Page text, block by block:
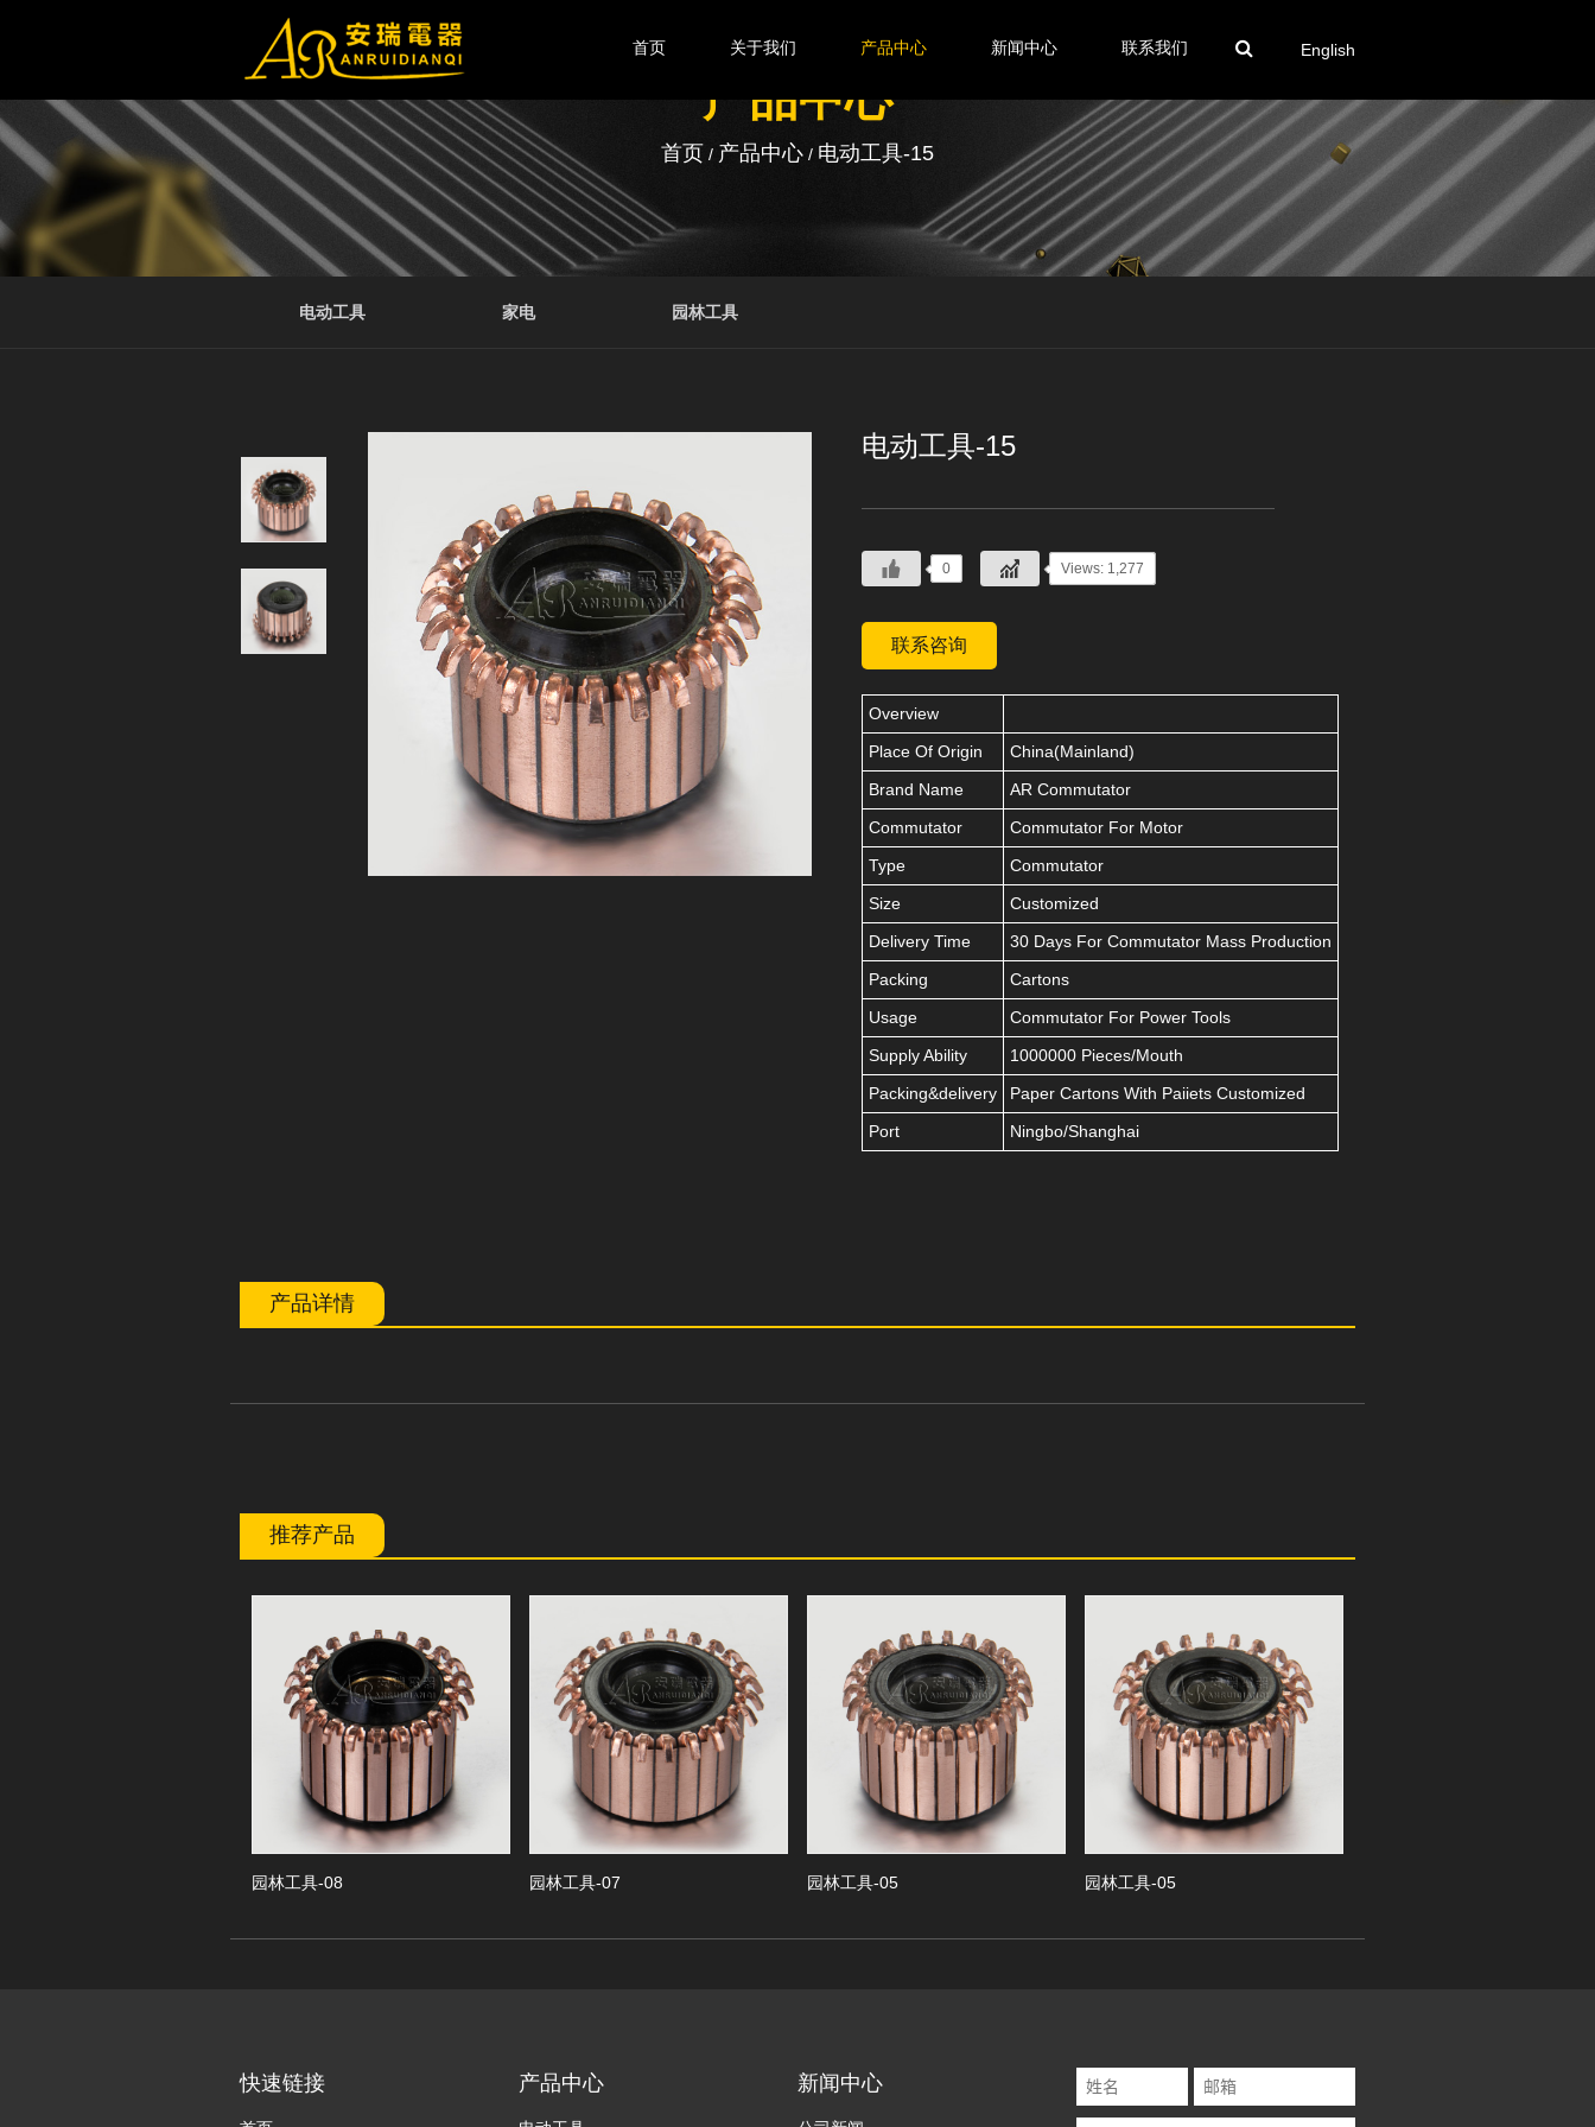
English
首页 关于我们 产品中心 新闻中心 联系我们
产品中心
首页 / 产品中心 / 电动工具-15
电动工具 家电 园林工具
电动工具-15
0 Views: 1,277
联系咨询
Overview
Place Of Origin
China(Mainland)
Brand Name
AR Commutator
Commutator
Commutator For Motor
Type
Commutator
Size
Customized
Delivery Time
30 Days For Commutator Mass Production
Packing
Cartons
Usage
Commutator For Power Tools
Supply Ability
1000000 Pieces/Mouth
Packing&delivery
Paper Cartons With Paiiets Customized
Port
Ningbo/Shanghai
产品详情
推荐产品
Previous
园林工具-08 园林工具-07 园林工具-05 园林工具-05
快速链接 产品中心 新闻中心